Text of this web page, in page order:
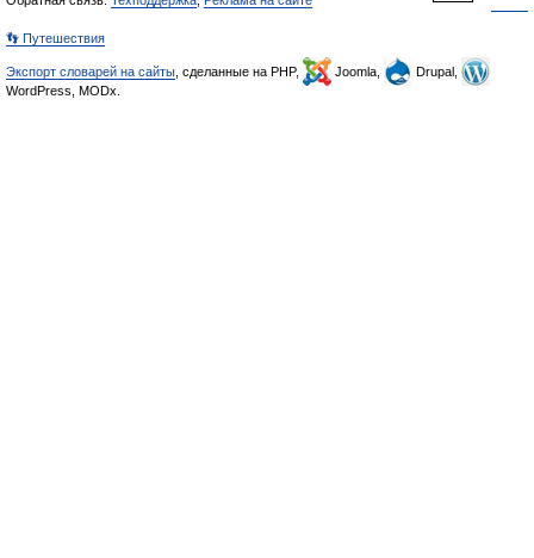
👣 Путешествия
Экспорт словарей на сайты , сделанные на PHP, Joomla,
Drupal,
WordPress, MODx.